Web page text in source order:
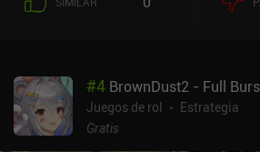
fuerza que comparta su pescado, o incluso
tienen una cantidad increíble de planes
un modo PvP de arena, un modo sin fin,
incluso un editor de juego que permitirá a
#4 BrownDust2 - Full
Juegos de rol
Estrategia
Gratis